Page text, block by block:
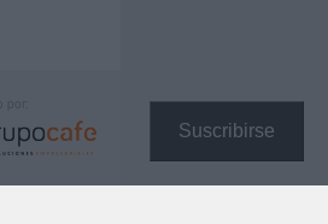
Suscribirse